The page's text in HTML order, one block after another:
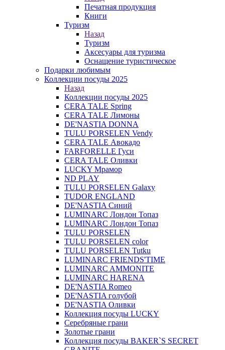
Печатная продукция
Книги
Туризм
Назад
Туризм
Аксесуары для туризма
Оснащение туристическое
Подарки любимым
Коллекции посуды 2025
Назад
Коллекции посуды 2025
CERA TALE Spring
CERA TALE Лимоны
DE'NASTIA DONNA
TULU PORSELEN Vendy
CERA TALE Авокадо
FARFORELLE Гуси
CERA TALE Оливки
LUCKY Мрамор
ND PLAY
TULU PORSELEN Galaxy
TUDOR ENGLAND
DE'NASTIA Синий
LUMINARC Лондон Топаз
LUMINARC Лондон Топаз
TULU PORSELEN
TULU PORSELEN color
TULU PORSELEN Tutku
LUMINARC FRIENDS'TIME
LUMINARC AMMONITE
LUMINARC HARENA
DE'NASTIA Romeo
DE'NASTIA голубой
DE'NASTIA Оливки
Коллекция посуды LUCKY
Серебряные грани
Золотые грани
Коллекция посуды BAKER`S SECRET